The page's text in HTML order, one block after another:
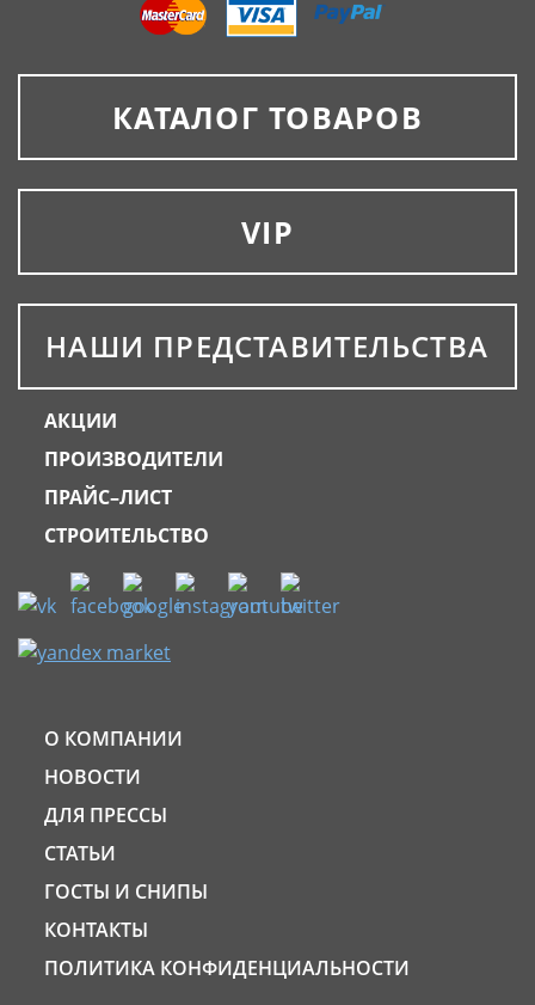
КАТАЛОГ ТОВАРОВ
VIP
НАШИ ПРЕДСТАВИТЕЛЬСТВА
АКЦИИ
ПРОИЗВОДИТЕЛИ
ПРАЙС–ЛИСТ
СТРОИТЕЛЬСТВО
О КОМПАНИИ
НОВОСТИ
ДЛЯ ПРЕССЫ
СТАТЬИ
ГОСТЫ И СНИПЫ
КОНТАКТЫ
ПОЛИТИКА КОНФИДЕНЦИАЛЬНОСТИ